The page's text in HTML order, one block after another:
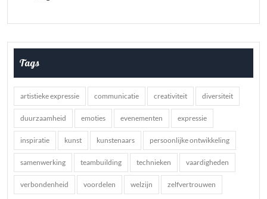
Tags
artistieke expressie communicatie creativiteit diversiteit
duurzaamheid emoties evenementen expressie
inspiratie kunst kunstenaars persoonlijke ontwikkeling
samenwerking teambuilding technieken vaardigheden
verbondenheid voordelen welzijn zelfvertrouwen